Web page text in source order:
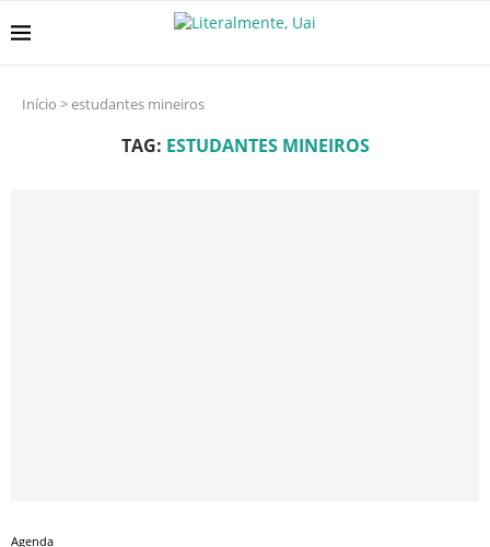
Início >estudantes mineiros
TAG: ESTUDANTES MINEIROS
Agenda